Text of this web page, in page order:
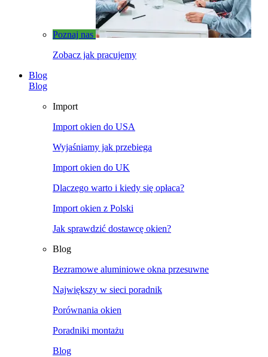
Poznaj nas
Zobacz jak pracujemy
Blog
Blog
Import
Import okien do USA
Wyjaśniamy jak przebiega
Import okien do UK
Dlaczego warto i kiedy się opłaca?
Import okien z Polski
Jak sprawdzić dostawcę okien?
Blog
Bezramowe aluminiowe okna przesuwne
Największy w sieci poradnik
Porównania okien
Poradniki montażu
Blog